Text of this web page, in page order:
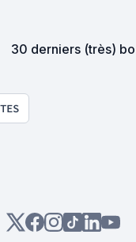
30 derniers (très)